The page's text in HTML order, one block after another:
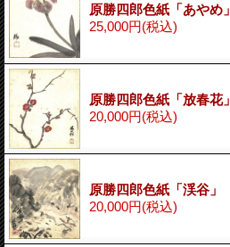
原勝四郎色紙「あやめ」
25,000円(税込)
原勝四郎色紙「放春花」
20,000円(税込)
原勝四郎色紙「渓谷」
20,000円(税込)